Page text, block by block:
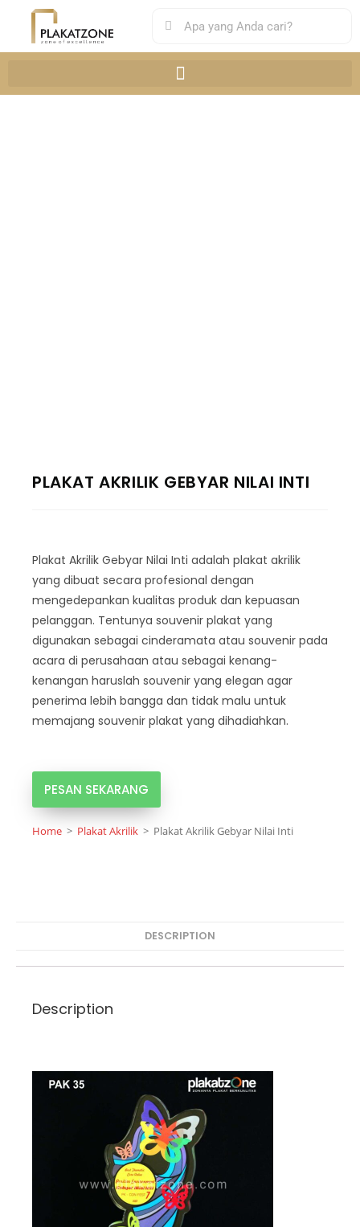
PLAKAT AKRILIK GEBYAR NILAI INTI
Plakat Akrilik Gebyar Nilai Inti adalah plakat akrilik
yang dibuat secara profesional dengan
mengedepankan kualitas produk dan kepuasan
pelanggan. Tentunya souvenir plakat yang
digunakan sebagai cinderamata atau souvenir pada
acara di perusahaan atau sebagai kenang-
kenangan haruslah souvenir yang elegan agar
penerima lebih bangga dan tidak malu untuk
memajang souvenir plakat yang dihadiahkan.
PESAN SEKARANG
Home > Plakat Akrilik > Plakat Akrilik Gebyar Nilai Inti
DESCRIPTION
Description